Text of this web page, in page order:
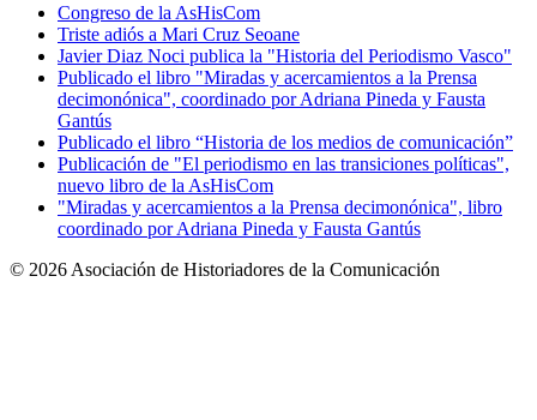
Congreso de la AsHisCom
Triste adiós a Mari Cruz Seoane
Javier Diaz Noci publica la "Historia del Periodismo Vasco"
Publicado el libro "Miradas y acercamientos a la Prensa
decimonónica", coordinado por Adriana Pineda y Fausta
Gantús
Publicado el libro “Historia de los medios de comunicación”
Publicación de "El periodismo en las transiciones políticas",
nuevo libro de la AsHisCom
"Miradas y acercamientos a la Prensa decimonónica", libro
coordinado por Adriana Pineda y Fausta Gantús
© 2026 Asociación de Historiadores de la Comunicación